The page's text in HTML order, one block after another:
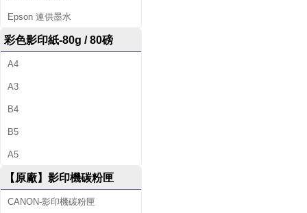
Epson 連供墨水
彩色影印紙-80g / 80磅
A4
A3
B4
B5
A5
【原廠】影印機碳粉匣
CANON-影印機碳粉匣